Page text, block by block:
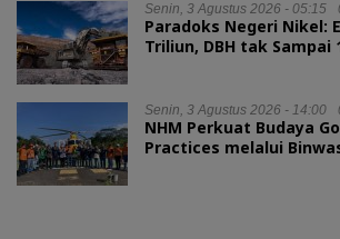
Senin, 3 Agustus 2026 - 05:15
Paradoks Negeri Nikel:
Triliun, DBH tak Sampai
Senin, 3 Agustus 2026 - 14:00
NHM Perkuat Budaya
Practices melalui